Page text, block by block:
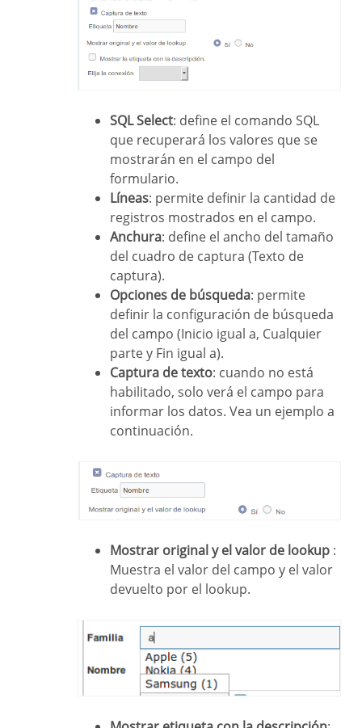
SQL Select: define el comando SQL
que recuperará los valores que se
mostrarán en el campo del
formulario.
Líneas: permite definir la cantidad de
registros mostrados en el campo.
Anchura: define el ancho del tamaño
del cuadro de captura (Texto de
captura).
Opciones de búsqueda: permite
definir la configuración de búsqueda
del campo (Inicio igual a, Cualquier
parte y Fin igual a).
Captura de texto: cuando no está
habilitado, solo verá el campo para
informar los datos. Vea un ejemplo a
continuación.
Mostrar original y el valor de lookup :
Muestra el valor del campo y el valor
devuelto por el lookup.